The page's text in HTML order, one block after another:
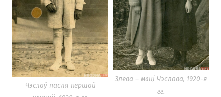
Чэслаў пасля першай
Злева – маці Чэслава, 1920-я
гг.